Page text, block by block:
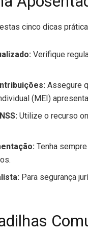
cinco dicas
Verifique
Assegure
(MEI)
Utilize o recurso
Tenha
Para segurança